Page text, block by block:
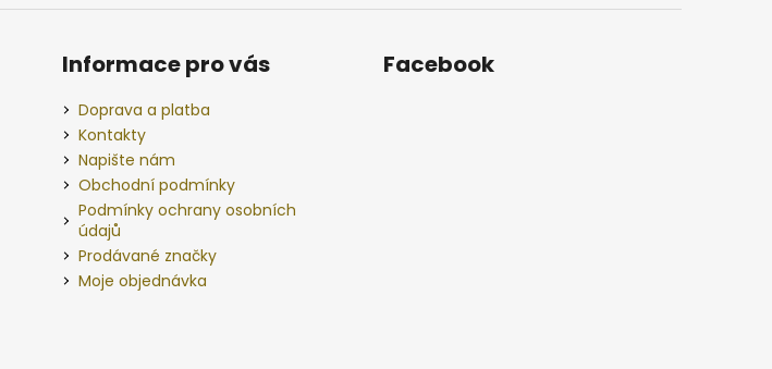
Informace pro vás
Doprava a platba
Kontakty
Napište nám
Obchodní podmínky
Podmínky ochrany osobních
údajů
Prodávané značky
Moje objednávka
Facebook